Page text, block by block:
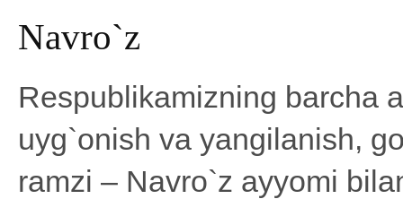
Navro`z
Respublikamizning barcha
uyg`onish va yangilanish,
ramzi – Navro`z ayyomi